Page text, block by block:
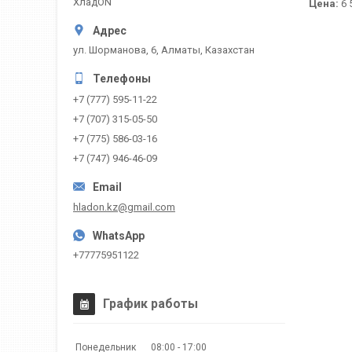
Цена: 6
ул. Шорманова, 6, Алматы, Казахстан
+7 (777) 595-11-22
+7 (707) 315-05-50
+7 (775) 586-03-16
+7 (747) 946-46-09
hladon.kz@gmail.com
+77775951122
График работы
Понедельник 08:00 17:00